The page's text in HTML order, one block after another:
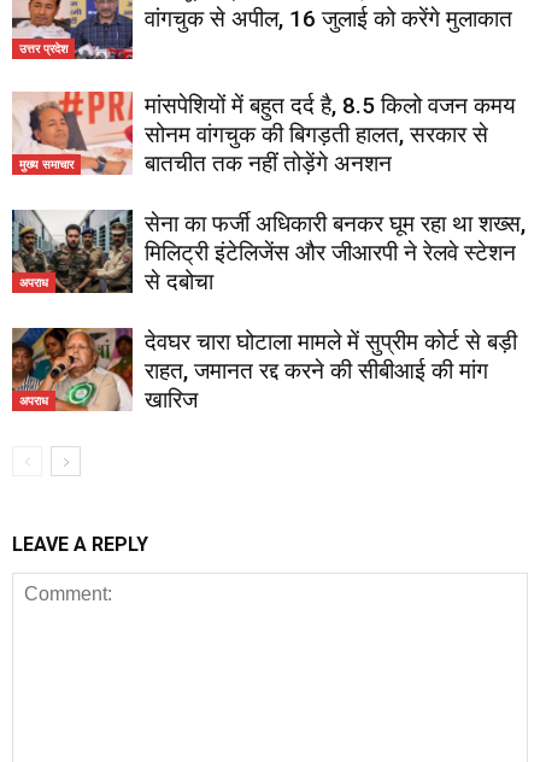
उत्तर प्रदेश
वांगचुक से अपील, 16 जुलाई को करेंगे मुलाकात
मुख्य समाचार
मांसपेशियों में बहुत दर्द है, 8.5 किलो वजन कमय
सोनम वांगचुक की बिगड़ती हालत, सरकार से
बातचीत तक नहीं तोड़ेंगे अनशन
अपराध
सेना का फर्जी अधिकारी बनकर घूम रहा था शख्स,
मिलिट्री इंटेलिजेंस और जीआरपी ने रेलवे स्टेशन
से दबोचा
अपराध
देवघर चारा घोटाला मामले में सुप्रीम कोर्ट से बड़ी
राहत, जमानत रद्द करने की सीबीआई की मांग
खारिज
LEAVE A REPLY